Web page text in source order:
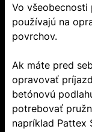
Vo všeobecnosti
používajú na
povrchov.
Ak máte pred
opravovať
betónovú
potrebovať
napríklad Pattex